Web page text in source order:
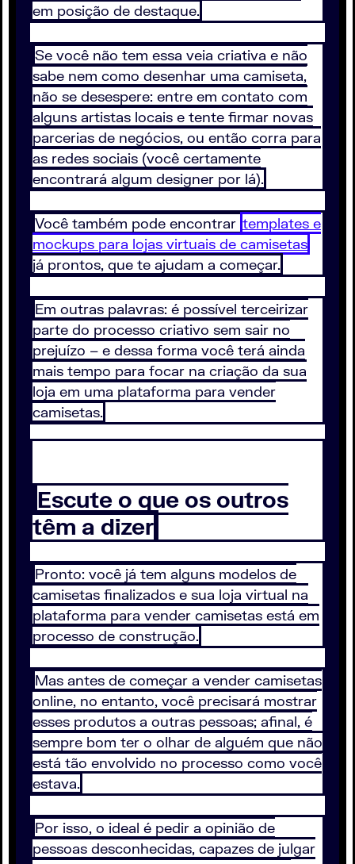
em posição de destaque.
Se você não tem essa veia criativa e não
sabe nem como desenhar uma camiseta,
não se desespere: entre em contato com
alguns artistas locais e tente firmar novas
parcerias de negócios, ou então corra para
as redes sociais (você certamente
encontrará algum designer por lá).
Você também pode encontrar templates e
mockups para lojas virtuais de camisetas
já prontos, que te ajudam a começar.
Em outras palavras: é possível terceirizar
parte do processo criativo sem sair no
prejuízo – e dessa forma você terá ainda
mais tempo para focar na criação da sua
loja em uma plataforma para vender
camisetas.
Escute o que os outros
têm a dizer
Pronto: você já tem alguns modelos de
camisetas finalizados e sua loja virtual na
plataforma para vender camisetas está em
processo de construção.
Mas antes de começar a vender camisetas
online, no entanto, você precisará mostrar
esses produtos a outras pessoas; afinal, é
sempre bom ter o olhar de alguém que não
está tão envolvido no processo como você
estava.
Por isso, o ideal é pedir a opinião de
pessoas desconhecidas, capazes de julgar